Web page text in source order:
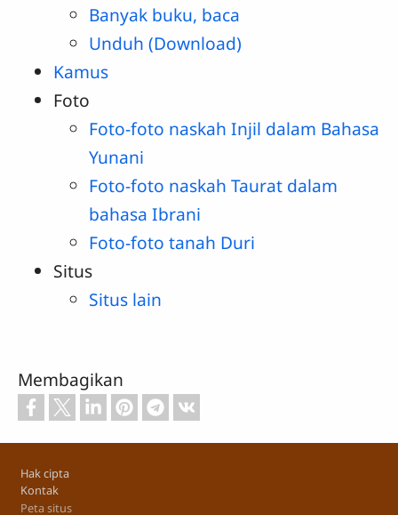
Banyak buku, baca
Unduh (Download)
Kamus
Foto
Foto-foto naskah Injil dalam Bahasa
Yunani
Foto-foto naskah Taurat dalam
bahasa Ibrani
Foto-foto tanah Duri
Situs
Situs lain
Membagikan
Hak cipta
Kontak
Peta situs